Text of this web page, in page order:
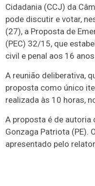
Cidadania (CCJ) da
pode discutir e votar,
(27), a Proposta de
(PEC) 32/15, que
civil e penal aos 16
A reunião deliberativa,
proposta como único
realizada às 10 horas,
A proposta é de autoria
Gonzaga Patriota (PE).
apresentado pelo